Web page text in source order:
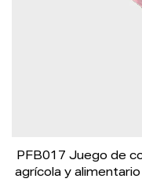
PFB017 Juego de
agrícola y